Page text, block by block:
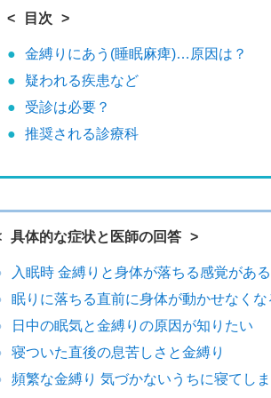
目次
金縛りにあう(睡眠麻痺)…原因は？
疑われる疾患など
受診は必要？
推奨される診療科
具体的な症状と医師の回答
入眠時 金縛りと身体が落ちる感覚がある
眠りに落ちる直前に身体が動かせなくな
日中の眠気と金縛りの原因が知りたい
寝ついた直後の息苦しさと金縛り
頻繁な金縛り 気づかないうちに寝てし